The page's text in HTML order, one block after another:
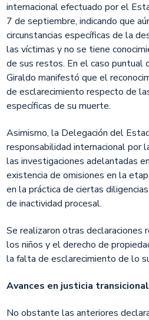
internacional efectuado por el
7 de septiembre, indicando que
circunstancias específicas de la
las víctimas y no se tiene
de sus restos. En el caso puntual
Giraldo manifestó que el
de esclarecimiento respecto de
específicas de su muerte.
Asimismo, la Delegación del
responsabilidad internacional por
las investigaciones adelantadas
existencia de omisiones en la
en la práctica de ciertas
de inactividad procesal.
Se realizaron otras declaraciones
los niños y el derecho de
la falta de esclarecimiento de lo
Avances en justicia
No obstante las anteriores